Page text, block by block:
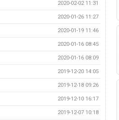
2020-02-02 11:31
2020-01-26 11:27
2020-01-19 11:46
2020-01-16 08:45
2020-01-16 08:09
2019-12-20 14:05
2019-12-18 09:26
2019-12-10 16:17
2019-12-07 10:18